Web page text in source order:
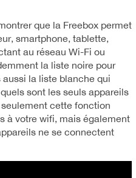
que la Freebox permet
smartphone, tablette,
au réseau Wi-Fi ou
la liste noire pour
aussi la liste blanche qui
sont les seuls appareils
cette fonction
à votre wifi, mais également
ne se connectent